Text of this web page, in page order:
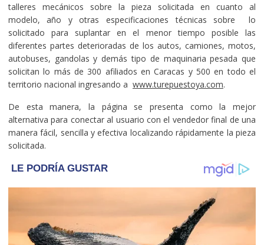
talleres mecánicos sobre la pieza solicitada en cuanto al
modelo, año y otras especificaciones técnicas sobre lo
solicitado para suplantar en el menor tiempo posible las
diferentes partes deterioradas de los autos, camiones, motos,
autobuses, gandolas y demás tipo de maquinaria pesada que
solicitan lo más de 300 afiliados en Caracas y 500 en todo el
territorio nacional ingresando a www.turepuestoya.com.
De esta manera, la página se presenta como la mejor
alternativa para conectar al usuario con el vendedor final de una
manera fácil, sencilla y efectiva localizando rápidamente la pieza
solicitada.